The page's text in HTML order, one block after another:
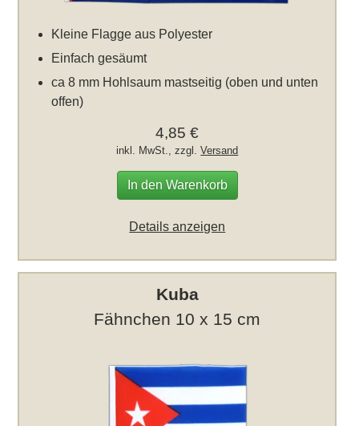
Kleine Flagge aus Polyester
Einfach gesäumt
ca 8 mm Hohlsaum mastseitig (oben und unten
offen)
4,85 €
inkl. MwSt., zzgl.Versand
In den Warenkorb
Details anzeigen
Kuba
Fähnchen 10 x 15 cm